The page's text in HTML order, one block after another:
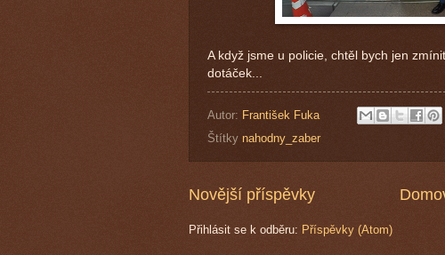
A když jsme u policie, chtěl bych jen
dotáček...
Autor: František Fuka
Štítky nahodny_zaber
Novější příspěvky
Přihlásit se k odběru: Příspěvky (Atom)